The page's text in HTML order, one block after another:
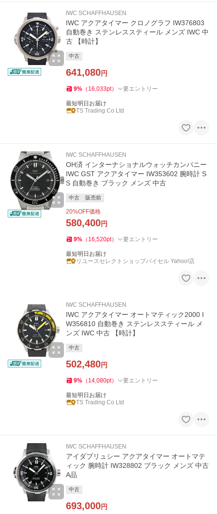
IWC SCHAFFHAUSEN
IWC アクアタイマー クロノグラフ IW376803
自動巻き ステンレススティール メンズ IWC 中
古 【時計】
中古
641,080円
9% （ 16,033pt） 要エントリー
最短明日お届け
TS Trading Co Ltd
IWC SCHAFFHAUSEN
OH済 インターナショナルウォッチカンパニー
IWC GST アクアタイマー IW353602 腕時計 S
S 自動巻き ブラック メンズ 中古
中古 販売前
20%OFF価格
580,400円
9% （ 16,520pt） 要エントリー
最短明日お届け
リユースセレクトショップバイセル Yahoo!店
IWC SCHAFFHAUSEN
IWC アクアタイマー オートマティック2000 I
W356810 自動巻き ステンレススティール メ
ンズ IWC 中古 【時計】
中古
502,480円
9% （ 14,080pt） 要エントリー
最短明日お届け
TS Trading Co Ltd
IWC SCHAFFHAUSEN
アイダブリュシー アクアタイマー オートマテ
ィック 腕時計 IW328802 ブラック メンズ 中古
A品
中古
693,000円